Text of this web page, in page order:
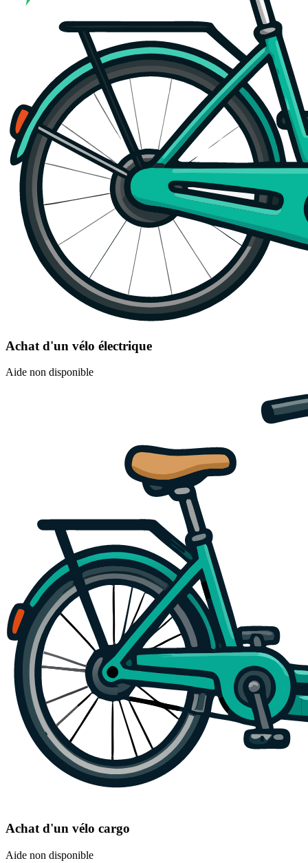
Achat d'un vélo électrique
Aide non disponible
Achat d'un vélo cargo
Aide non disponible